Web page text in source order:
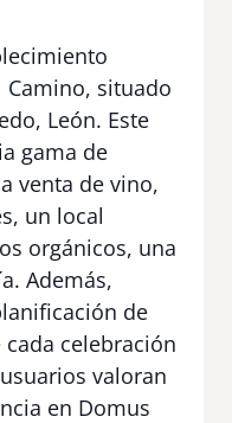
Camino, situado
León. Este
gama de
venta de vino,
un local
orgánicos, una
Además,
de
celebración
valoran
en Domus